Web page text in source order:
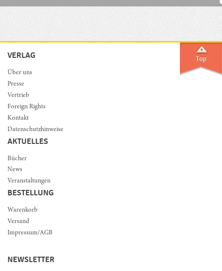
VERLAG
Über uns
Presse
Vertrieb
Foreign Rights
Kontakt
Datenschutzhinweise
AKTUELLES
Bücher
News
Veranstaltungen
BESTELLUNG
Warenkorb
Versand
Impressum/AGB
NEWSLETTER